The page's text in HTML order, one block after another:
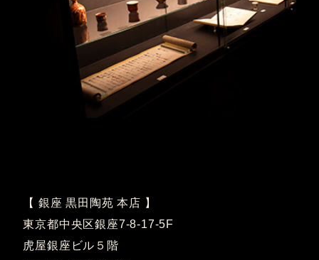
【 銀座 黒田陶苑 本店 】
東京都中央区銀座7-8-17-5F
虎屋銀座ビル５階